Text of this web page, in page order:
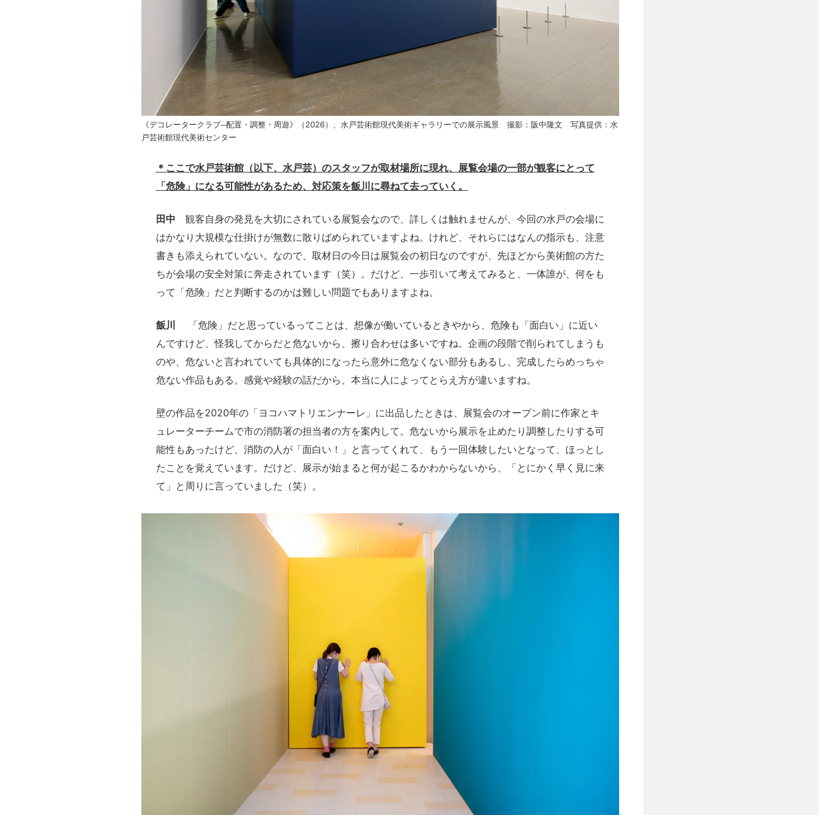
《デコレータークラブ─配置・調整・周遊》（2026）、水戸芸術館現代美術ギャラリーでの展示風景 撮影：阪中隆文 写真提供：水
戸芸術館現代美術センター
＊ここで水戸芸術館（以下、水戸芸）のスタッフが取材場所に現れ、展覧会場の一部が観客にとって
「危険」になる可能性があるため、対応策を飯川に尋ねて去っていく。
田中 観客自身の発見を大切にされている展覧会なので、詳しくは触れませんが、今回の水戸の会場に
はかなり大規模な仕掛けが無数に散りばめられていますよね。けれど、それらにはなんの指示も、注意
書きも添えられていない。なので、取材日の今日は展覧会の初日なのですが、先ほどから美術館の方た
ちが会場の安全対策に奔走されています（笑）。だけど、一歩引いて考えてみると、一体誰が、何をも
って「危険」だと判断するのかは難しい問題でもありますよね。
飯川
「危険」だと思っているってことは、想像が働いているときやから、危険も「面白い」に近い
んですけど、怪我してからだと危ないから、擦り合わせは多いですね。企画の段階で削られてしまうも
のや、危ないと言われていても具体的になったら意外に危なくない部分もあるし、完成したらめっちゃ
危ない作品もある。感覚や経験の話だから、本当に人によってとらえ方が違いますね。
壁の作品を2020年の「ヨコハマトリエンナーレ」に出品したときは、展覧会のオープン前に作家とキ
ュレーターチームで市の消防署の担当者の方を案内して。危ないから展示を止めたり調整したりする可
能性もあったけど、消防の人が「面白い！」と言ってくれて、もう一回体験したいとなって、ほっとし
たことを覚えています。だけど、展示が始まると何が起こるかわからないから、「とにかく早く見に来
て」と周りに言っていました（笑）。